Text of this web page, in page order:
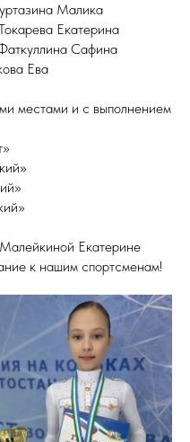
Малика
Екатерина
Сафина
Ева
местами и с выполнением
Екатерине
к нашим спортсменам!